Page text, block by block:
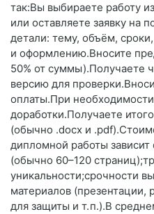
так:Вы выбираете работу
или оставляете заявку на
детали: тему, объём,
и оформлению.Вносите
50% от суммы).Получаете
версию для
оплаты.При
доработки.Получаете
(обычно .docx и
дипломной работы
(обычно 60–120
уникальности;срочности
материалов (презентации,
для защиты и т. п.).В